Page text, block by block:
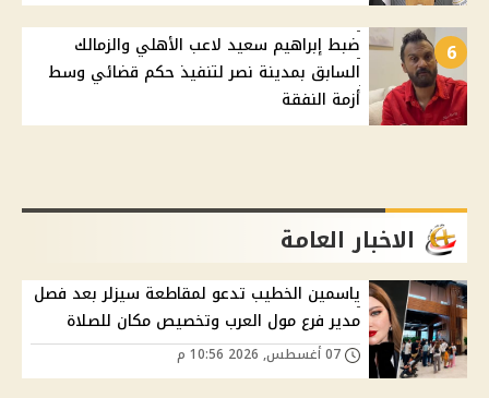
6
ضبط إبراهيم سعيد لاعب الأهلي والزمالك
السابق بمدينة نصر لتنفيذ حكم قضائي وسط
أزمة النفقة
الاخبار العامة
ياسمين الخطيب تدعو لمقاطعة سيزلر بعد فصل
مدير فرع مول العرب وتخصيص مكان للصلاة